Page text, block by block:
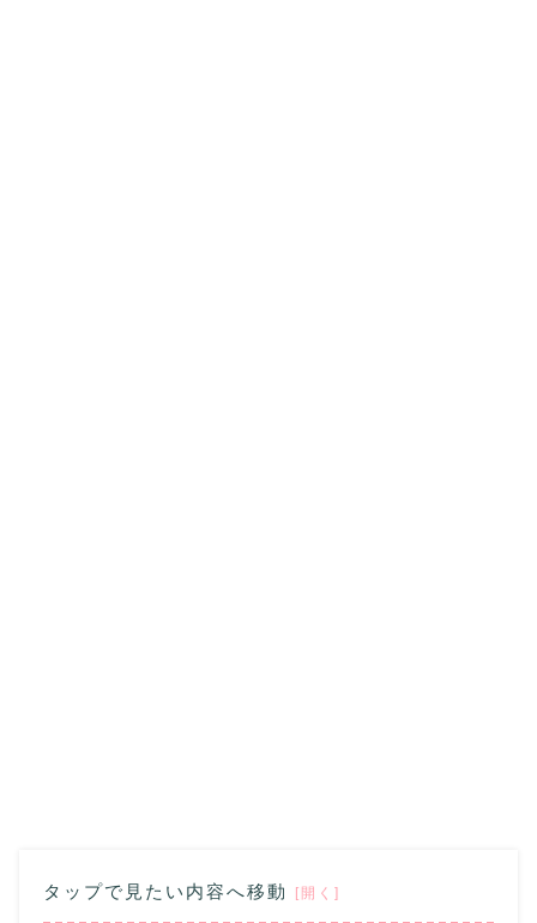
タップで見たい内容へ移動